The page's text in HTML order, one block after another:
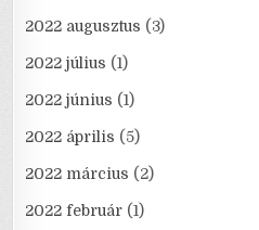
2022 augusztus (3)
2022 július (1)
2022 június (1)
2022 április (5)
2022 március (2)
2022 február (1)